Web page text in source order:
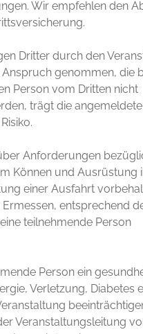
Wir empfehlen den
Dritter durch den
genommen, die
Person vom Dritten nicht
trägt die
Anforderungen
Können und Ausrüstung
einer Ausfahrt
entsprechend
teilnehmende Person
Person ein
Verletzung, Diabetes
Veranstaltungsleitung